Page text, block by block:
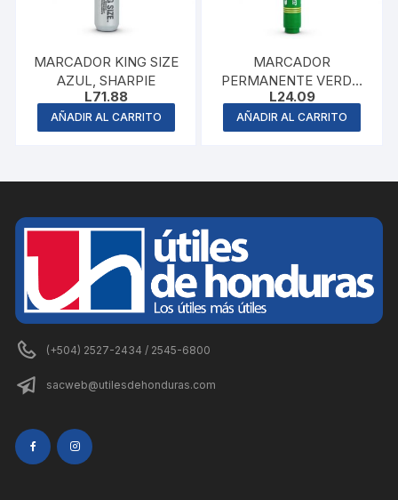
MARCADOR KING SIZE
AZUL, SHARPIE
L71.88
AÑADIR AL CARRITO
MARCADOR
PERMANENTE VERDE,
PENTEL
L24.09
AÑADIR AL CARRITO
(+504) 2527-2434 / 2545-6800
sacweb@utilesdehonduras.com